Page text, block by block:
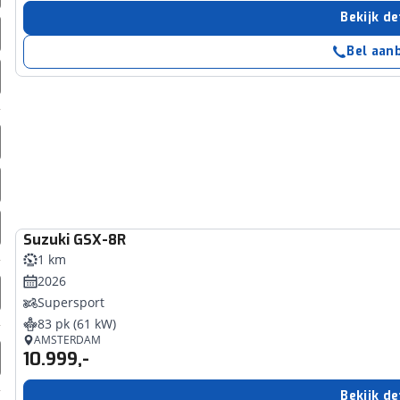
We tonen je graag relevante advertenties en
op en buiten onze website volgt – uiteraard op
en privacyverklaring
. Als je weigert, plaatsen we
cookies. Je voorkeuren kun je later altijd
Bekijk
Bel
Suzuki GSX-8R
1 km
2026
Supersport
83 pk (61 kW)
AMSTERDAM
10.999,-
Bekijk